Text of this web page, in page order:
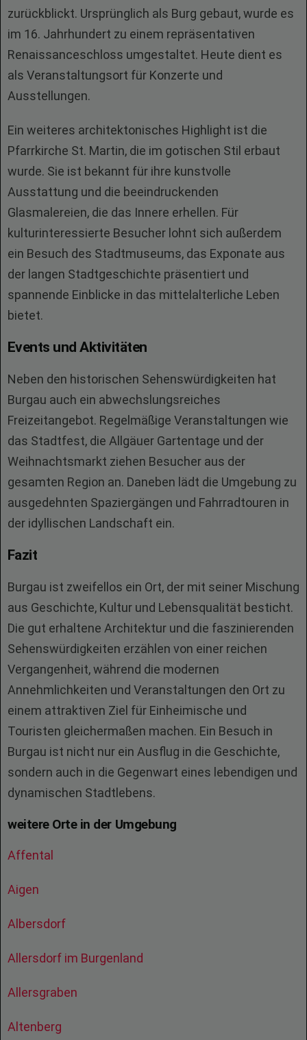
zurückblickt. Ursprünglich als Burg gebaut, wurde es
im 16. Jahrhundert zu einem repräsentativen
Renaissanceschloss umgestaltet. Heute dient es
als Veranstaltungsort für Konzerte und
Ausstellungen.
Ein weiteres architektonisches Highlight ist die
Pfarrkirche St. Martin, die im gotischen Stil erbaut
wurde. Sie ist bekannt für ihre kunstvolle
Ausstattung und die beeindruckenden
Glasmalereien, die das Innere erhellen. Für
kulturinteressierte Besucher lohnt sich außerdem
ein Besuch des Stadtmuseums, das Exponate aus
der langen Stadtgeschichte präsentiert und
spannende Einblicke in das mittelalterliche Leben
bietet.
Events und Aktivitäten
Neben den historischen Sehenswürdigkeiten hat
Burgau auch ein abwechslungsreiches
Freizeitangebot. Regelmäßige Veranstaltungen wie
das Stadtfest, die Allgäuer Gartentage und der
Weihnachtsmarkt ziehen Besucher aus der
gesamten Region an. Daneben lädt die Umgebung zu
ausgedehnten Spaziergängen und Fahrradtouren in
der idyllischen Landschaft ein.
Fazit
Burgau ist zweifellos ein Ort, der mit seiner Mischung
aus Geschichte, Kultur und Lebensqualität besticht.
Die gut erhaltene Architektur und die faszinierenden
Sehenswürdigkeiten erzählen von einer reichen
Vergangenheit, während die modernen
Annehmlichkeiten und Veranstaltungen den Ort zu
einem attraktiven Ziel für Einheimische und
Touristen gleichermaßen machen. Ein Besuch in
Burgau ist nicht nur ein Ausflug in die Geschichte,
sondern auch in die Gegenwart eines lebendigen und
dynamischen Stadtlebens.
weitere Orte in der Umgebung
Affental
Aigen
Albersdorf
Allersdorf im Burgenland
Allersgraben
Altenberg